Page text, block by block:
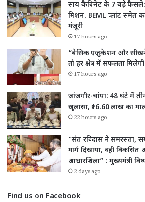
साय कैबिनेट के 7 बड़े
मिशन, BEML प्लांट समेत
मंजूरी
17 hours ago
“बेसिक एजुकेशन और सीखने
तो हर क्षेत्र में सफलता
17 hours ago
जांजगीर-चांपा: 48 घंटे में
खुलासा, ₹16.60 लाख का
22 hours ago
“संत रविदास ने समरसता,
मार्ग दिखाया, वही
आधारशिला” : मुख्यमंत्री
2 days ago
Find us on Facebook